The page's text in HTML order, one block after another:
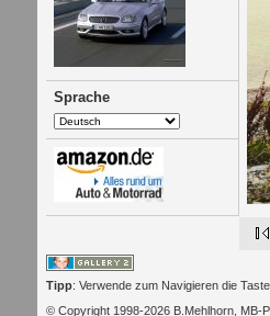
Sprache
Tipp: Verwende zum Navigieren die
© Copyright 1998-2026 B.Mehlhorn, MB-